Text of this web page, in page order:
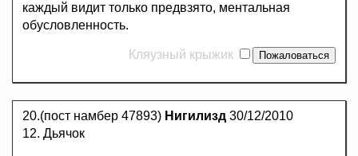
каждый видит только предвзято, ментальная
обусловленность.
Кляузный крыжик
20.(пост намбер 47893) Нигилизд 30/12/2010
12. Дьячок